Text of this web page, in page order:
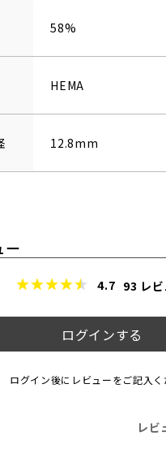
58%
HEMA
12.8mm
ー
4.7 93 レ
ログインする
ログイン後にレビューをご記入く
レビ